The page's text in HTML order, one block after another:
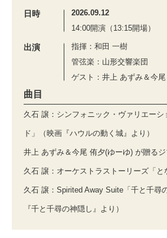
日時
2026.09.12
14:00開演（13:15開場）
出演
指揮：和田 一樹
管弦楽：山形交響楽団
ゲスト：井上 あずみ＆今
曲目
久石 譲：シンフォニック・ヴァリエーシ
ド」（映画『ハウルの動く城』より）
井上 あずみ＆今尾 侑夕(ゆーゆ) が贈る
久石 譲：オーケストラストーリーズ「と
久石 譲：Spirited Away Suite「千と千尋
『千と千尋の神隠し』より）